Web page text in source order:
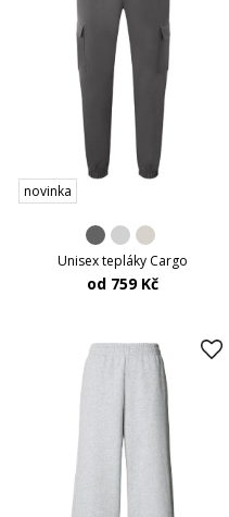
novinka
Unisex tepláky Cargo
od 759 Kč